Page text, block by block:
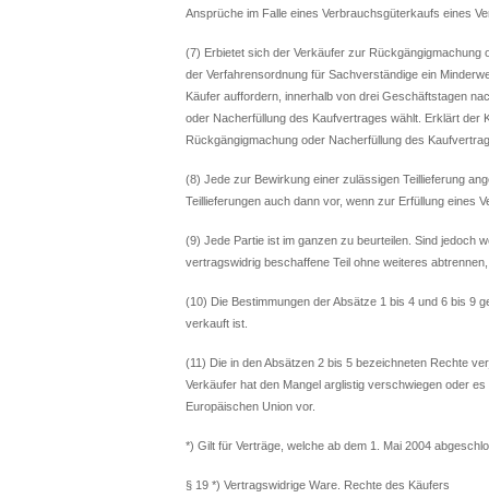
Ansprüche im Falle eines Verbrauchsgüterkaufs eines
(7) Erbietet sich der Verkäufer zur
der Verfahrensordnung für Sachverständige ein
Käufer auffordern, innerhalb von drei Geschäftstagen
oder Nacherfüllung des Kaufvertrages wählt. Erklärt
Rückgängigmachung oder Nacherfüllung des
(8) Jede zur Bewirkung einer zulässigen Teillieferung
Teillieferungen auch dann vor, wenn zur Erfüllung eines
(9) Jede Partie ist im ganzen zu beurteilen. Sind jedoch
vertragswidrig beschaffene Teil ohne weiteres
(10) Die Bestimmungen der Absätze 1 bis 4 und 6 bis 9
verkauft ist.
(11) Die in den Absätzen 2 bis 5 bezeichneten Rechte
Verkäufer hat den Mangel arglistig verschwiegen oder
Europäischen Union vor.
*) Gilt für Verträge, welche ab dem 1. Mai 2004
§ 19 *) Vertragswidrige Ware. Rechte des Käufers